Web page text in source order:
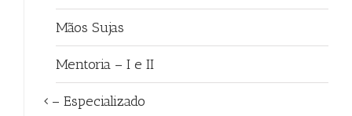
Mãos Sujas
Mentoria – I e II
– Especializado